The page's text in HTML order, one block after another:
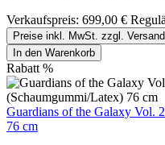
Verkaufspreis: 699,00 €
Preise inkl. MwSt. zzgl.
In den Warenkorb
Rabatt %
Guardians of the Galaxy Vol.
76 cm